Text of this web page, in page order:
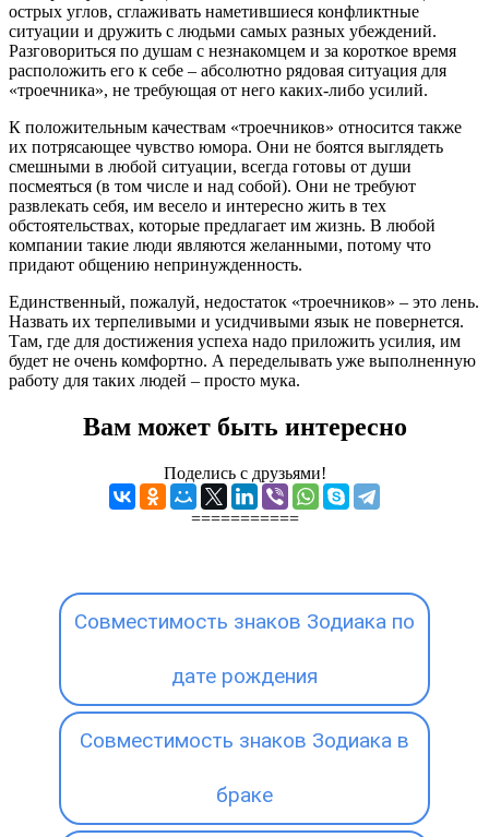
острых углов, сглаживать наметившиеся конфликтные
ситуации и дружить с людьми самых разных убеждений.
Разговориться по душам с незнакомцем и за короткое время
расположить его к себе – абсолютно рядовая ситуация для
«троечника», не требующая от него каких-либо усилий.
К положительным качествам «троечников» относится также
их потрясающее чувство юмора. Они не боятся выглядеть
смешными в любой ситуации, всегда готовы от души
посмеяться (в том числе и над собой). Они не требуют
развлекать себя, им весело и интересно жить в тех
обстоятельствах, которые предлагает им жизнь. В любой
компании такие люди являются желанными, потому что
придают общению непринужденность.
Единственный, пожалуй, недостаток «троечников» – это лень.
Назвать их терпеливыми и усидчивыми язык не повернется.
Там, где для достижения успеха надо приложить усилия, им
будет не очень комфортно. А переделывать уже выполненную
работу для таких людей – просто мука.
Вам может быть интересно
Поделись с друзьями!
===========
Совместимость знаков Зодиака по
дате рождения
Совместимость знаков Зодиака в
браке